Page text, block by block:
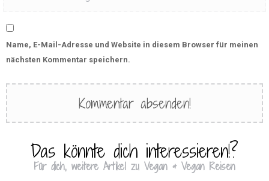
Name, E-Mail-Adresse und Website in diesem Browser für meinen
nächsten Kommentar speichern.
Das könnte dich interessieren!?
Für dich, weitere Artikel zu Vegan & Vegan Reisen